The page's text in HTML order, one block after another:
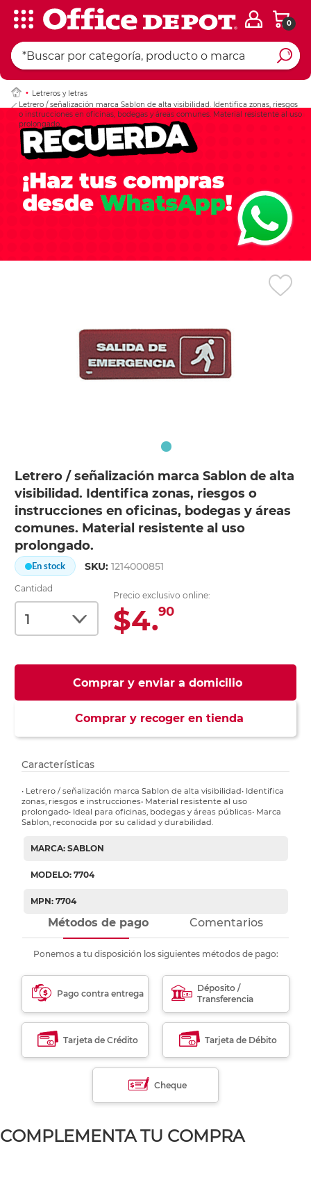
0
Letreros y letras
Letrero / señalización marca Sablon de alta visibilidad. Identifica zonas, riesgos
o instrucciones en oficinas, bodegas y áreas comunes. Material resistente al uso
prolongado.
Letrero / señalización marca Sablon de alta
visibilidad. Identifica zonas, riesgos o
instrucciones en oficinas, bodegas y áreas
comunes. Material resistente al uso
prolongado.
En stock SKU:1214000851
Cantidad
Precio exclusivo online:
$4.90
Comprar y enviar a domicilio
Comprar y recoger en tienda
Ingresar Codigo
Características
• Letrero / señalización marca Sablon de alta visibilidad• Identifica
zonas, riesgos e instrucciones• Material resistente al uso
prolongado• Ideal para oficinas, bodegas y áreas públicas• Marca
Sablon, reconocida por su calidad y durabilidad.
MARCA: SABLON
MODELO: 7704
MPN: 7704
Métodos de pago Comentarios
Ponemos a tu disposición los siguientes métodos de pago:
Pago contra entrega
Déposito /
Transferencia
Tarjeta de Crédito Tarjeta de Débito
Cheque
COMPLEMENTA TU COMPRA